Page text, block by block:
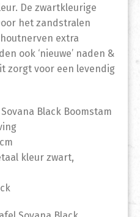
De zwartkleurige
het zandstralen
extra
ook ‘nieuwe’ naden &
zorgt voor een levendig
Black Boomstam
kleur zwart,